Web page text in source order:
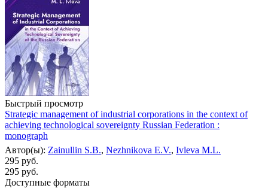
Быстрый просмотр
Strategic management of industrial corporations in the context of
achieving technological sovereignty Russian Federation :
monograph
Автор(ы): Zainullin S.B., Nezhnikova E.V., Ivleva M.L.
295 руб.
295 руб.
Доступные форматы